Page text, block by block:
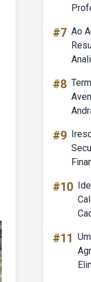
#7 Ao
#8
#9
#10
#11